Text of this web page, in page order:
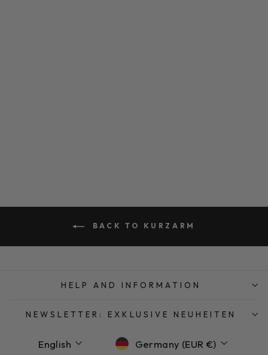
BACK TO KURZARM
HELP AND INFORMATION
NEWSLETTER: EXKLUSIVE NEUHEITEN
Language
English Currency
Germany (EUR €)